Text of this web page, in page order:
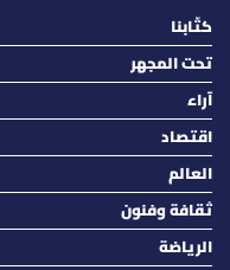
كتّابنا
تحت المجهر
آراء
اقتصاد
العالم
ثقافة وفنون
الرياضة